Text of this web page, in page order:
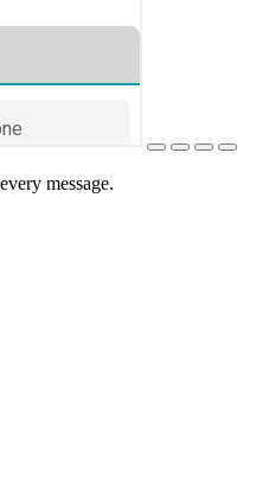
message.